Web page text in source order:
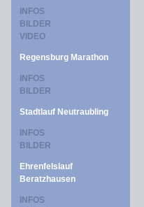
INFOS
BILDER
VIDEO
Regensburg Marathon
INFOS
BILDER
Stadtlauf Neutraubling
INFOS
BILDER
Ehrenfelslauf
Beratzhausen
INFOS